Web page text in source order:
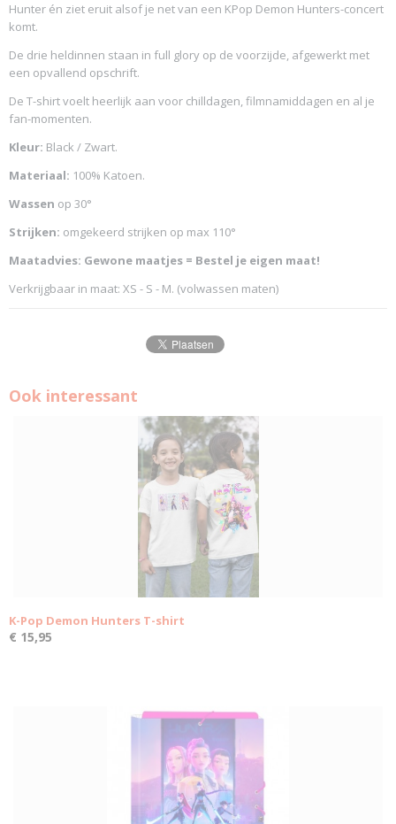
Hunter én ziet eruit alsof je net van een KPop Demon Hunters-concert
komt.
De drie heldinnen staan in full glory op de voorzijde, afgewerkt met
een opvallend opschrift.
De T-shirt voelt heerlijk aan voor chilldagen, filmnamiddagen en al je
fan-momenten.
Kleur: Black / Zwart.
Materiaal: 100% Katoen.
Wassen op 30°
Strijken: omgekeerd strijken op max 110°
Maatadvies: Gewone maatjes = Bestel je eigen maat!
Verkrijgbaar in maat: XS - S - M. (volwassen maten)
Ook interessant
K-Pop Demon Hunters T-shirt
€ 15,95